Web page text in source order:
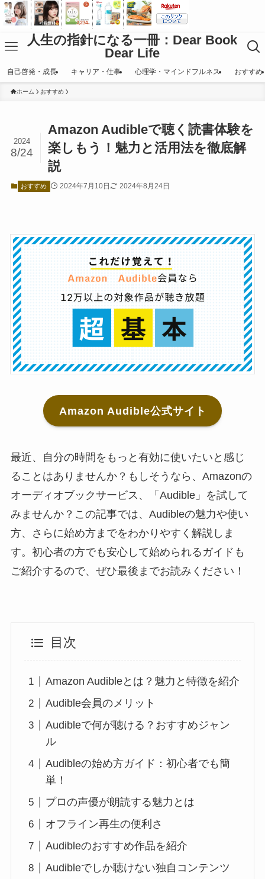
人生の指針になる一冊：Dear Book
Dear Life
自己啓発・成長 キャリア・仕事 心理学・マインドフルネス おすすめ
ホーム おすすめ
Amazon Audibleで聴く読書体験を
楽しもう！魅力と活用法を徹底解
説
2024
8/24
おすすめ 2024年7月10日 2024年8月24日
Amazon Audible公式サイト
最近、自分の時間をもっと有効に使いたいと感じ
ることはありませんか？もしそうなら、Amazonの
オーディオブックサービス、「Audible」を試して
みませんか？この記事では、Audibleの魅力や使い
方、さらに始め方までをわかりやすく解説しま
す。初心者の方でも安心して始められるガイドも
ご紹介するので、ぜひ最後までお読みください！
目次
Amazon Audibleとは？魅力と特徴を紹介
Audible会員のメリット
Audibleで何が聴ける？おすすめジャン
ル
Audibleの始め方ガイド：初心者でも簡
単！
プロの声優が朗読する魅力とは
オフライン再生の便利さ
Audibleのおすすめ作品を紹介
Audibleでしか聴けない独自コンテンツ